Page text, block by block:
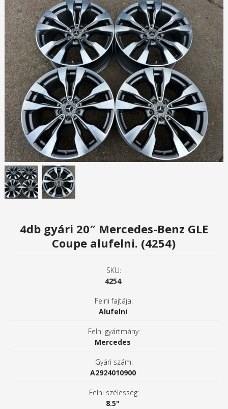
4db gyári 20″ Mercedes-Benz GLE
Coupe alufelni. (4254)
SKU:
4254
Felni fajtája:
Alufelni
Felni gyártmány:
Mercedes
Gyári szám:
A2924010900
Felni szélesség:
8.5"